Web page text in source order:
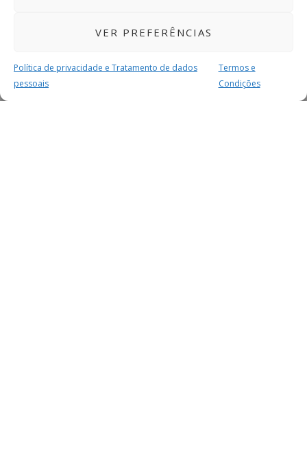
VER PREFERÊNCIAS
Política de privacidade e Tratamento de dados
pessoais
Termos e
Condições